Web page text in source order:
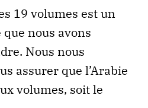
19 volumes est un
nous avons
Nous nous
assurer que l’Arabie
volumes, soit le